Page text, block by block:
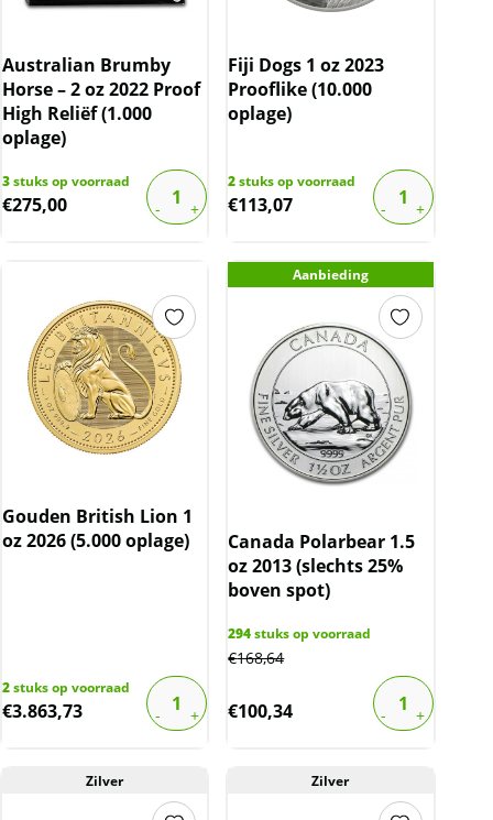
Australian Brumby
Horse – 2 oz 2022 Proof
High Reliëf (1.000
oplage)
3stuks op voorraad
€275,00
Fiji Dogs 1 oz 2023
Prooflike (10.000
oplage)
2stuks op voorraad
€113,07
Gouden British Lion 1
oz 2026 (5.000 oplage)
2stuks op voorraad
€3.863,73
Aanbieding
Canada Polarbear 1.5
oz 2013 (slechts 25%
boven spot)
294stuks op voorraad
€168,64
€100,34
Zilver Zilver